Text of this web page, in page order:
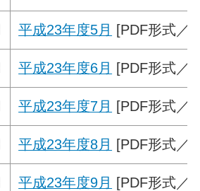
平成23年度5月 [PDF形式／
平成23年度6月 [PDF形式／
平成23年度7月 [PDF形式／
平成23年度8月 [PDF形式／
平成23年度9月 [PDF形式／